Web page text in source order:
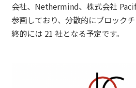
会社、Nethermind、株式会社
参画しており、分散的にブロック
終的には 21 社となる予定です。